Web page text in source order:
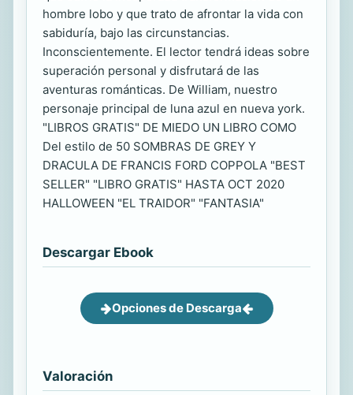
hombre lobo y que trato de afrontar la vida con
sabiduría, bajo las circunstancias.
Inconscientemente. El lector tendrá ideas sobre
superación personal y disfrutará de las
aventuras románticas. De William, nuestro
personaje principal de luna azul en nueva york.
"LIBROS GRATIS" DE MIEDO UN LIBRO COMO
Del estilo de 50 SOMBRAS DE GREY Y
DRACULA DE FRANCIS FORD COPPOLA "BEST
SELLER" "LIBRO GRATIS" HASTA OCT 2020
HALLOWEEN "EL TRAIDOR" "FANTASIA"
Descargar Ebook
Opciones de Descarga
Valoración